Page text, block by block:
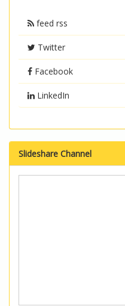
feed rss
Twitter
Facebook
LinkedIn
Slideshare Channel